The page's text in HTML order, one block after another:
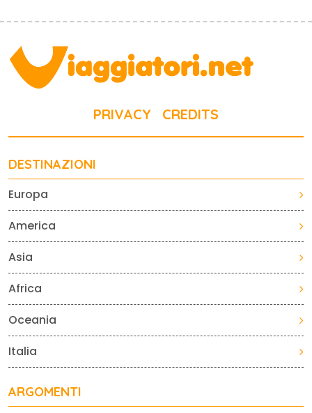
PRIVACY CREDITS
DESTINAZIONI
Europa
America
Asia
Africa
Oceania
Italia
ARGOMENTI